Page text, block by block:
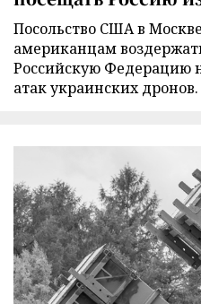
Посольство США в
американцам
Российскую Федерацию
атак украинских дронов.